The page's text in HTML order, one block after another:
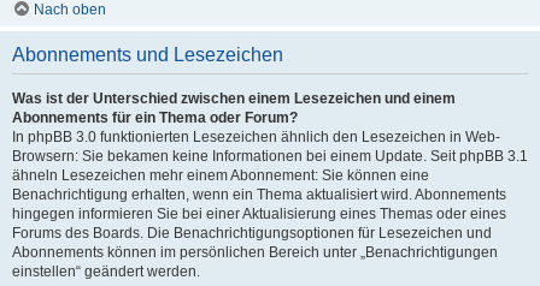
Nach oben
Abonnements und Lesezeichen
Was ist der Unterschied zwischen einem Lesezeichen und einem
Abonnements für ein Thema oder Forum?
In phpBB 3.0 funktionierten Lesezeichen ähnlich den Lesezeichen in Web-
Browsern: Sie bekamen keine Informationen bei einem Update. Seit phpBB 3.1
ähneln Lesezeichen mehr einem Abonnement: Sie können eine
Benachrichtigung erhalten, wenn ein Thema aktualisiert wird. Abonnements
hingegen informieren Sie bei einer Aktualisierung eines Themas oder eines
Forums des Boards. Die Benachrichtigungsoptionen für Lesezeichen und
Abonnements können im persönlichen Bereich unter „Benachrichtigungen
einstellen“ geändert werden.